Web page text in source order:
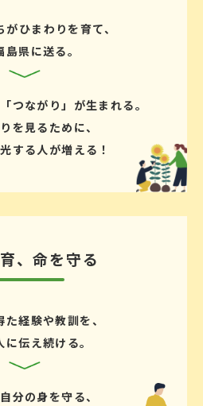
ひまわりを育て、
島県に送る。
つながり」が生まれる。
を見るために、
する人が増える！
、命を守る
経験や教訓を、
伝え続ける。
分の身を守る、